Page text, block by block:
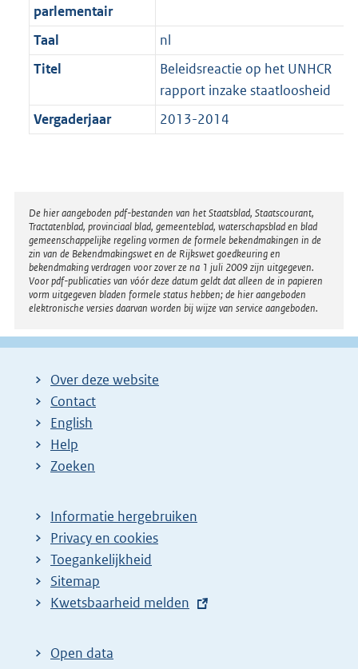
parlementair
Taal
nl
Titel
Beleidsreactie op het UNHCR
rapport inzake staatloosheid
Vergaderjaar
2013-2014
Disclaimer
De hier aangeboden pdf-bestanden van het Staatsblad, Staatscourant,
Tractatenblad, provinciaal blad, gemeenteblad, waterschapsblad en blad
gemeenschappelijke regeling vormen de formele bekendmakingen in de
zin van de Bekendmakingswet en de Rijkswet goedkeuring en
bekendmaking verdragen voor zover ze na 1 juli 2009 zijn uitgegeven.
Voor pdf-publicaties van vóór deze datum geldt dat alleen de in papieren
vorm uitgegeven bladen formele status hebben; de hier aangeboden
elektronische versies daarvan worden bij wijze van service aangeboden.
Over deze website
Contact
English
Help
Zoeken
Informatie hergebruiken
Privacy en cookies
Toegankelijkheid
Sitemap
E
t
Kwetsbaarheid melden
Open data